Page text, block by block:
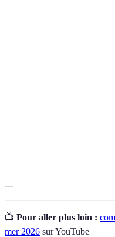
---
📺 Pour aller plus loin :
mer 2026 sur YouTube